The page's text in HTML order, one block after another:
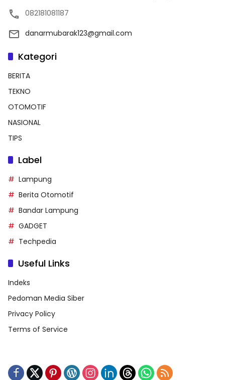
082181081187
danarmubarak123@gmail.com
Kategori
BERITA
TEKNO
OTOMOTIF
NASIONAL
TIPS
Label
Lampung
Berita Otomotif
Bandar Lampung
GADGET
Techpedia
Useful Links
Indeks
Pedoman Media Siber
Privacy Policy
Terms of Service